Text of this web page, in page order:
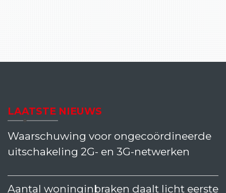
LAATSTE NIEUWS
Waarschuwing voor ongecoördineerde
uitschakeling 2G- en 3G-netwerken
Aantal woninginbraken daalt licht eerste